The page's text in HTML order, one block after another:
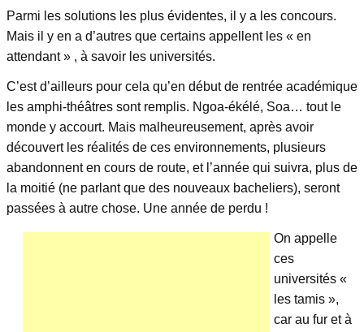
Parmi les solutions les plus évidentes, il y a les concours.
Mais il y en a d’autres que certains appellent les « en
attendant » , à savoir les universités.
C’est d’ailleurs pour cela qu’en début de rentrée académique
les amphi-théâtres sont remplis. Ngoa-ékélé, Soa… tout le
monde y accourt. Mais malheureusement, après avoir
découvert les réalités de ces environnements, plusieurs
abandonnent en cours de route, et l’année qui suivra, plus de
la moitié (ne parlant que des nouveaux bacheliers), seront
passées à autre chose. Une année de perdu !
On appelle
ces
universités «
les tamis »,
car au fur et à